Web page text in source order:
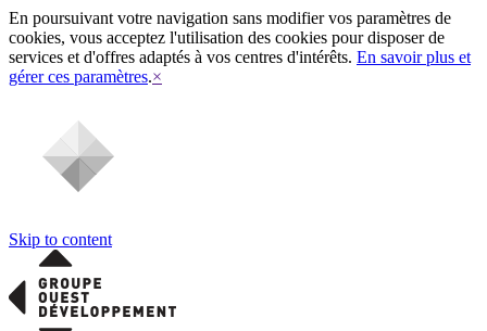
En poursuivant votre navigation sans modifier vos paramètres de
cookies, vous acceptez l'utilisation des cookies pour disposer de
services et d'offres adaptés à vos centres d'intérêts. En savoir plus et
gérer ces paramètres.×
Skip to content